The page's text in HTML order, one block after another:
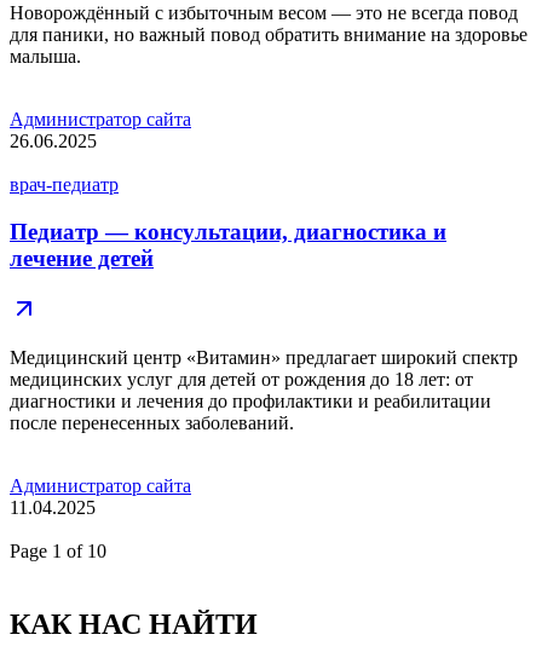
Новорождённый с избыточным весом — это не всегда повод
для паники, но важный повод обратить внимание на здоровье
малыша.
Администратор сайта
26.06.2025
врач-педиатр
Педиатр — консультации, диагностика и
лечение детей
Медицинский центр «Витамин» предлагает широкий спектр
медицинских услуг для детей от рождения до 18 лет: от
диагностики и лечения до профилактики и реабилитации
после перенесенных заболеваний.
Администратор сайта
11.04.2025
Page 1 of 10
КАК НАС НАЙТИ